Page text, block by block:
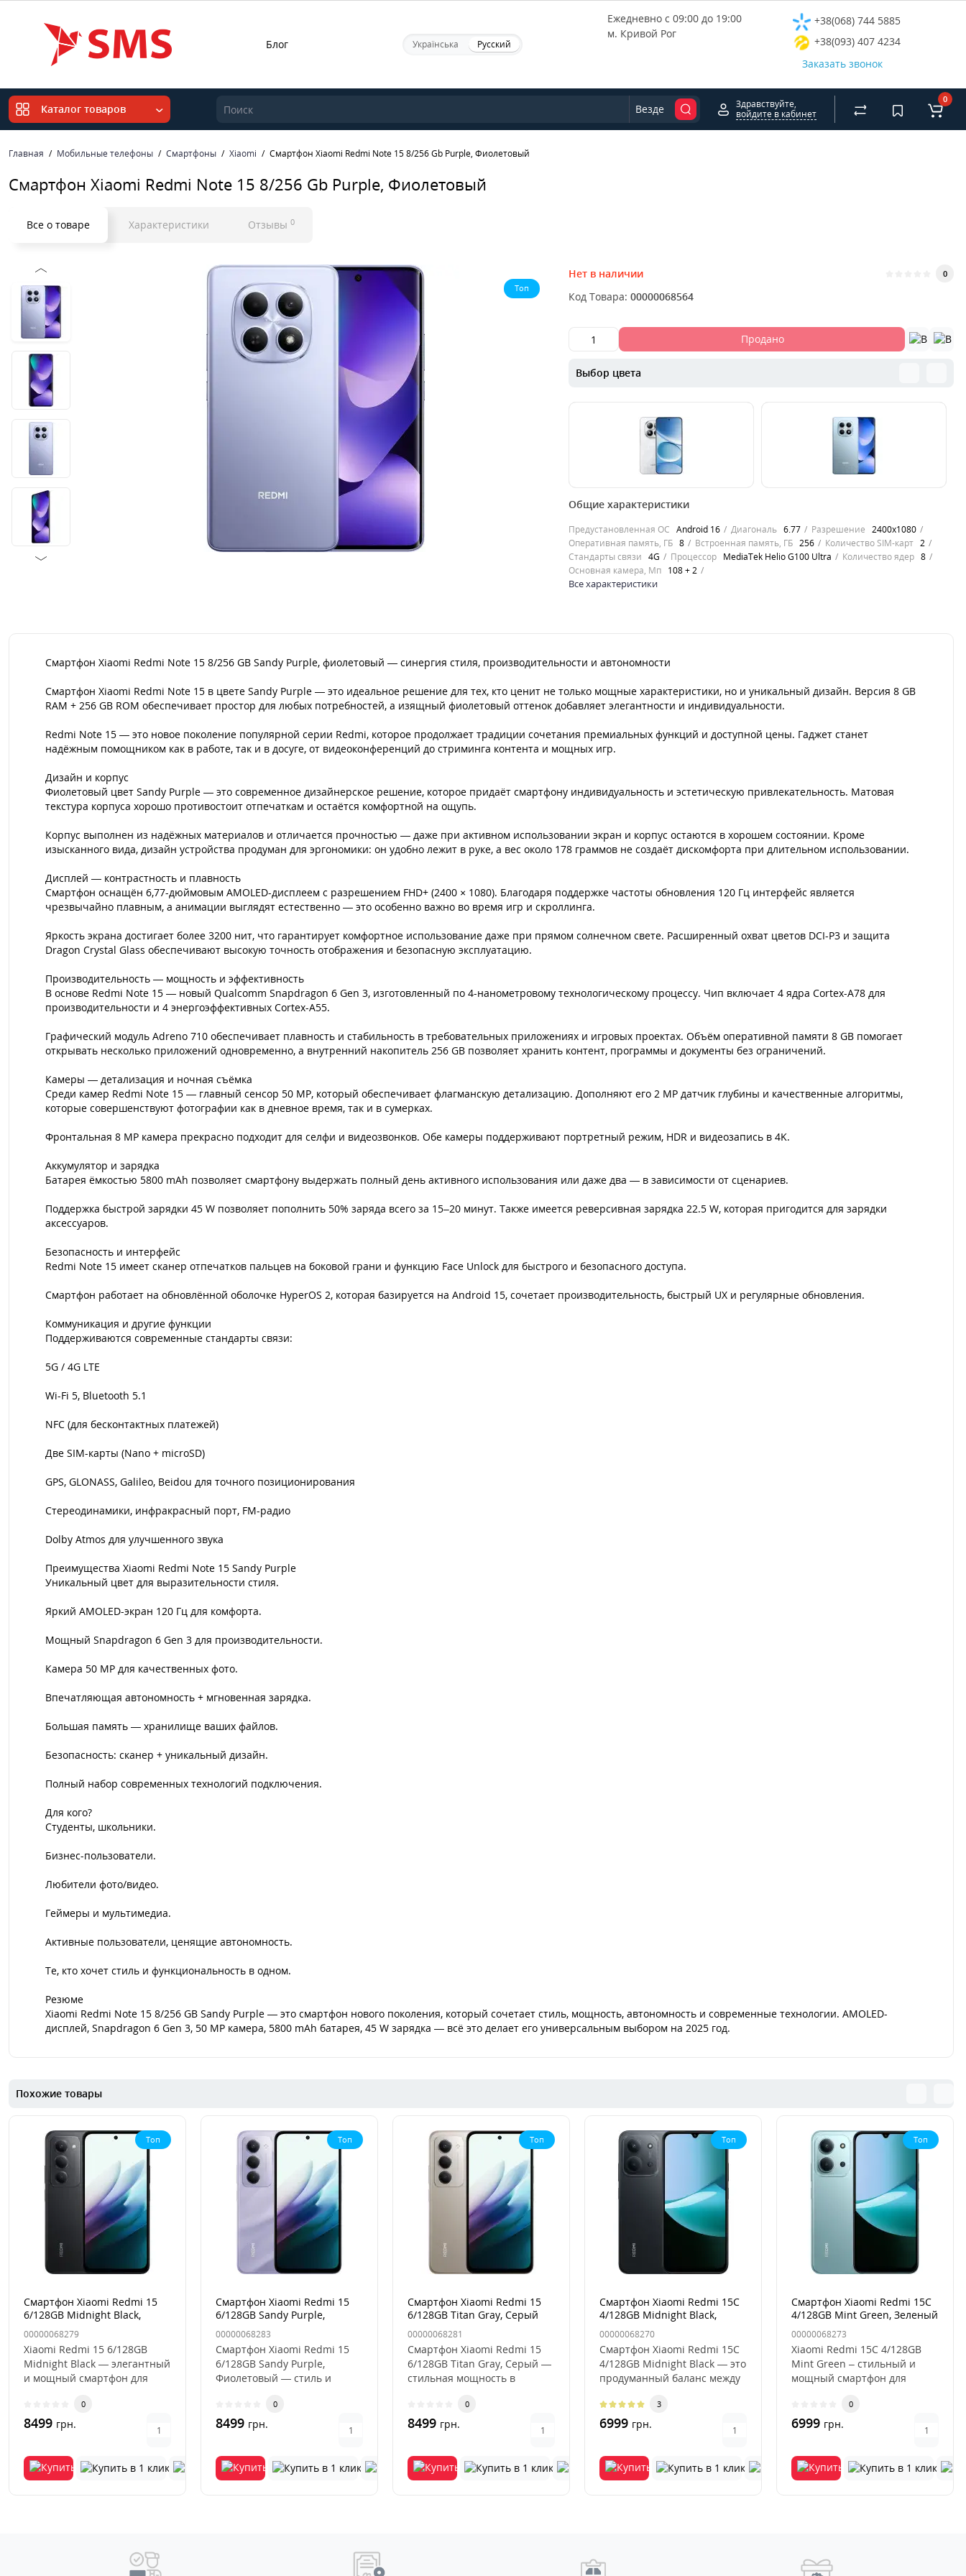
Блог Українська Русский
Ежедневно с 09:00 до 19:00
м. Кривой Рог
+38(068) 744 5885
+38(093) 407 4234
Заказать звонок
Каталог товаров Везде
Здравствуйте,
войдите в кабинет
0
Главная Мобильные телефоны Смартфоны Xiaomi Смартфон Xiaomi Redmi Note 15 8/256 Gb Purple, Фиолетовый
Смартфон Xiaomi Redmi Note 15 8/256 Gb Purple, Фиолетовый
Все о товаре Характеристики Отзывы 0
Топ
Нет в наличии 0
Код Товара: 00000068564
Продано
Выбор цвета
Смартфон Xiaomi Redmi Note 15
8/256 GB Frosted White, Белый —
стиль, мощность и
автономностьXiaomi R..
0
9999 грн.
(Синий)Xiaomi Redmi Note 15 8/256
GB в синем ц..
0
Общие характеристики
Предустановленная ОС Android 16 Диагональ 6.77 Разрешение 2400х1080
Оперативная память, ГБ 8 Встроенная память, ГБ 256 Количество SIM-карт 2
Стандарты связи 4G Процессор MediaTek Helio G100 Ultra Количество ядер 8
Основная камера, Мп
108 + 2
Все характеристики
Смартфон Xiaomi Redmi Note 15 8/256 GB Sandy Purple, фиолетовый — синергия стиля, производительности и автономности
Смартфон Xiaomi Redmi Note 15 в цвете Sandy Purple — это идеальное решение для тех, кто ценит не только мощные характеристики, но и уникальный дизайн. Версия 8 GB
RAM + 256 GB ROM обеспечивает простор для любых потребностей, а изящный фиолетовый оттенок добавляет элегантности и индивидуальности.
Redmi Note 15 — это новое поколение популярной серии Redmi, которое продолжает традиции сочетания премиальных функций и доступной цены. Гаджет станет
надёжным помощником как в работе, так и в досуге, от видеоконференций до стриминга контента и мощных игр.
Дизайн и корпус
Фиолетовый цвет Sandy Purple — это современное дизайнерское решение, которое придаёт смартфону индивидуальность и эстетическую привлекательность. Матовая
текстура корпуса хорошо противостоит отпечаткам и остаётся комфортной на ощупь.
Корпус выполнен из надёжных материалов и отличается прочностью — даже при активном использовании экран и корпус остаются в хорошем состоянии. Кроме
изысканного вида, дизайн устройства продуман для эргономики: он удобно лежит в руке, а вес около 178 граммов не создаёт дискомфорта при длительном использовании.
Дисплей — контрастность и плавность
Смартфон оснащён 6,77-дюймовым AMOLED-дисплеем с разрешением FHD+ (2400 × 1080). Благодаря поддержке частоты обновления 120 Гц интерфейс является
чрезвычайно плавным, а анимации выглядят естественно — это особенно важно во время игр и скроллинга.
Яркость экрана достигает более 3200 нит, что гарантирует комфортное использование даже при прямом солнечном свете. Расширенный охват цветов DCI-P3 и защита
Dragon Crystal Glass обеспечивают высокую точность отображения и безопасную эксплуатацию.
Производительность — мощность и эффективность
В основе Redmi Note 15 — новый Qualcomm Snapdragon 6 Gen 3, изготовленный по 4-нанометровому технологическому процессу. Чип включает 4 ядра Cortex-A78 для
производительности и 4 энергоэффективных Cortex-A55.
Графический модуль Adreno 710 обеспечивает плавность и стабильность в требовательных приложениях и игровых проектах. Объём оперативной памяти 8 GB помогает
открывать несколько приложений одновременно, а внутренний накопитель 256 GB позволяет хранить контент, программы и документы без ограничений.
Камеры — детализация и ночная съёмка
Среди камер Redmi Note 15 — главный сенсор 50 MP, который обеспечивает флагманскую детализацию. Дополняют его 2 MP датчик глубины и качественные алгоритмы,
которые совершенствуют фотографии как в дневное время, так и в сумерках.
Фронтальная 8 MP камера прекрасно подходит для селфи и видеозвонков. Обе камеры поддерживают портретный режим, HDR и видеозапись в 4K.
Аккумулятор и зарядка
Батарея ёмкостью 5800 mAh позволяет смартфону выдержать полный день активного использования или даже два — в зависимости от сценариев.
Поддержка быстрой зарядки 45 W позволяет пополнить 50% заряда всего за 15–20 минут. Также имеется реверсивная зарядка 22.5 W, которая пригодится для зарядки
аксессуаров.
Безопасность и интерфейс
Redmi Note 15 имеет сканер отпечатков пальцев на боковой грани и функцию Face Unlock для быстрого и безопасного доступа.
Смартфон работает на обновлённой оболочке HyperOS 2, которая базируется на Android 15, сочетает производительность, быстрый UX и регулярные обновления.
Коммуникация и другие функции
Поддерживаются современные стандарты связи:
5G / 4G LTE
Wi-Fi 5, Bluetooth 5.1
NFC (для бесконтактных платежей)
Две SIM-карты (Nano + microSD)
GPS, GLONASS, Galileo, Beidou для точного позиционирования
Стереодинамики, инфракрасный порт, FM-радио
Dolby Atmos для улучшенного звука
Преимущества Xiaomi Redmi Note 15 Sandy Purple
Уникальный цвет для выразительности стиля.
Яркий AMOLED-экран 120 Гц для комфорта.
Мощный Snapdragon 6 Gen 3 для производительности.
Камера 50 MP для качественных фото.
Впечатляющая автономность + мгновенная зарядка.
Большая память — хранилище ваших файлов.
Безопасность: сканер + уникальный дизайн.
Полный набор современных технологий подключения.
Для кого?
Студенты, школьники.
Бизнес-пользователи.
Любители фото/видео.
Геймеры и мультимедиа.
Активные пользователи, ценящие автономность.
Те, кто хочет стиль и функциональность в одном.
Резюме
Xiaomi Redmi Note 15 8/256 GB Sandy Purple — это смартфон нового поколения, который сочетает стиль, мощность, автономность и современные технологии. AMOLED-
дисплей, Snapdragon 6 Gen 3, 50 MP камера, 5800 mAh батарея, 45 W зарядка — всё это делает его универсальным выбором на 2025 год.
Похожие товары
Топ
Смартфон Xiaomi Redmi 15
6/128GB Midnight Black,
Черный
00000068279
Xiaomi Redmi 15 6/128GB
Midnight Black — элегантный
и мощный смартфон для
задачСмартфон..
0
8499 грн.
Топ
Смартфон Xiaomi Redmi 15
6/128GB Sandy Purple,
Фиолетовый
00000068283
Смартфон Xiaomi Redmi 15
6/128GB Sandy Purple,
Фиолетовый — стиль и
0
8499 грн.
Топ
Смартфон Xiaomi Redmi 15
6/128GB Titan Gray, Серый
00000068281
Смартфон Xiaomi Redmi 15
6/128GB Titan Gray, Серый —
стильная мощность в
исполненииСмарт..
0
8499 грн.
Топ
Смартфон Xiaomi Redmi 15C
4/128GB Midnight Black,
Черный
00000068270
Смартфон Xiaomi Redmi 15C
4/128GB Midnight Black — это
продуманный баланс между
3
6999 грн.
Топ
Смартфон Xiaomi Redmi 15C
4/128GB Mint Green, Зеленый
00000068273
Xiaomi Redmi 15C 4/128GB
Mint Green – стильный и
мощный смартфон для
использованияСмартф..
0
6999 грн.